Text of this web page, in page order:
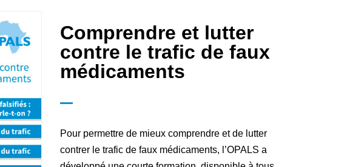
Comprendre et lutter
contre le trafic de faux
médicaments
Pour permettre de mieux comprendre et de lutter
contrer le trafic de faux médicaments, l’OPALS a